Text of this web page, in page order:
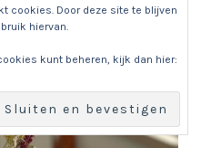
cookies. Door deze site te blijven
hiervan.
kunt beheren, kijk dan hier: